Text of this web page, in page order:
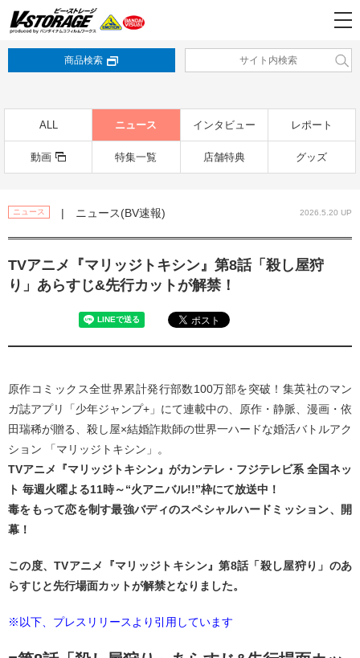
商品検索
ALL ニュース インタビュー レポート
動画 特集一覧 店舗特典 グッズ
ニュース | ニュース(BV速報) 2026.5.20 UP
TVアニメ『マリッジトキシン』第8話「殺し屋狩
り」あらすじ&先行カットが解禁！
原作コミックス全世界累計発行部数100万部を突破！集英社のマン
ガ誌アプリ「少年ジャンプ+」にて連載中の、原作・静脈、漫画・依
田瑞稀が贈る、殺し屋×結婚詐欺師の世界一ハードな婚活バトルアク
ション 「マリッジトキシン」。
TVアニメ『マリッジトキシン』がカンテレ・フジテレビ系 全国ネッ
ト 毎週火曜よる11時～“火アニバル!!”枠にて放送中！
毒をもって恋を制す最強バディのスペシャルハードミッション、開
幕！
この度、TVアニメ『マリッジトキシン』第8話「殺し屋狩り」のあ
らすじと先行場面カットが解禁となりました。
※以下、プレスリリースより引用しています